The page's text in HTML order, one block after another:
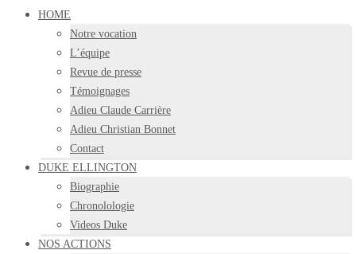
HOME
Notre vocation
L’équipe
Revue de presse
Témoignages
Adieu Claude Carrière
Adieu Christian Bonnet
Contact
DUKE ELLINGTON
Biographie
Chronolologie
Videos Duke
NOS ACTIONS